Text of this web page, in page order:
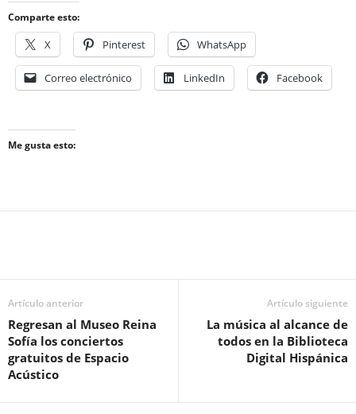
Comparte esto:
X Pinterest WhatsApp
Correo electrónico LinkedIn Facebook
Me gusta esto:
Artículo anterior
Regresan al Museo Reina
Sofía los conciertos
gratuitos de Espacio
Acústico
Artículo siguiente
La música al alcance de
todos en la Biblioteca
Digital Hispánica